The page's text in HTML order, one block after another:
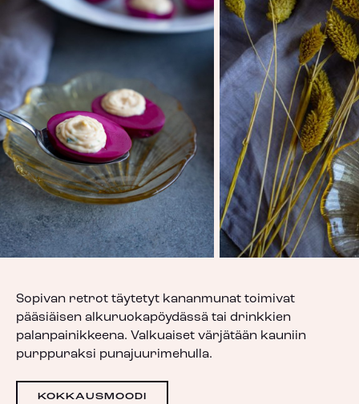
Sopivan retrot täytetyt kananmunat toimivat
pääsiäisen alkuruokapöydässä tai drinkkien
palanpainikkeena. Valkuaiset värjätään kauniin
purppuraksi punajuurimehulla.
KOKKAUSMOODI